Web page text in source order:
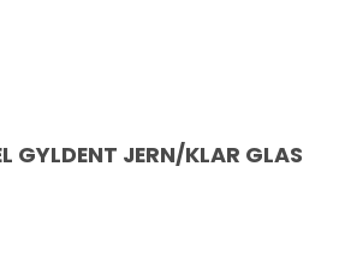
GYLDENT JERN/KLAR GLAS